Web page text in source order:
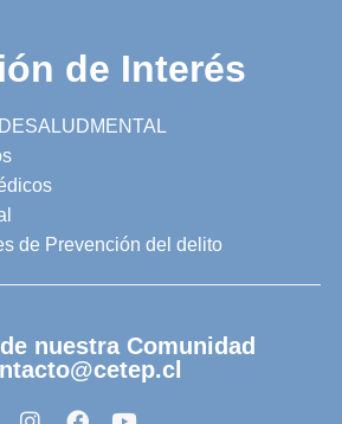
de Interés
de Prevención del delito
nuestra Comunidad